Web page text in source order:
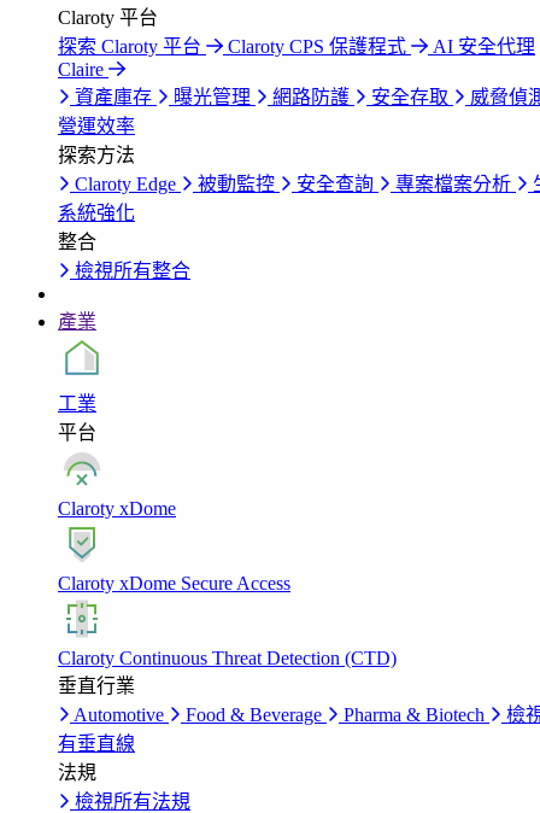
Claroty 平台
探索 Claroty 平台
Claroty CPS 保護程式
AI 安全代理
Claire
資產庫存
曝光管理 網路防護 安全存取
威脅偵
營運效率
探索方法
Claroty Edge
被動監控 安全查詢 專案檔案分析
系統強化
整合
檢視所有整合
產業
工業
平台
Claroty xDome
Claroty xDome Secure Access
Claroty Continuous Threat Detection (CTD)
垂直行業
Automotive
Food & Beverage Pharma & Biotech
檢
有垂直線
法規
檢視所有法規